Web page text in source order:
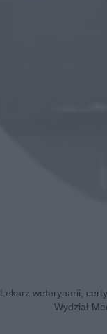
Lekarz weterynarii,
Wydział